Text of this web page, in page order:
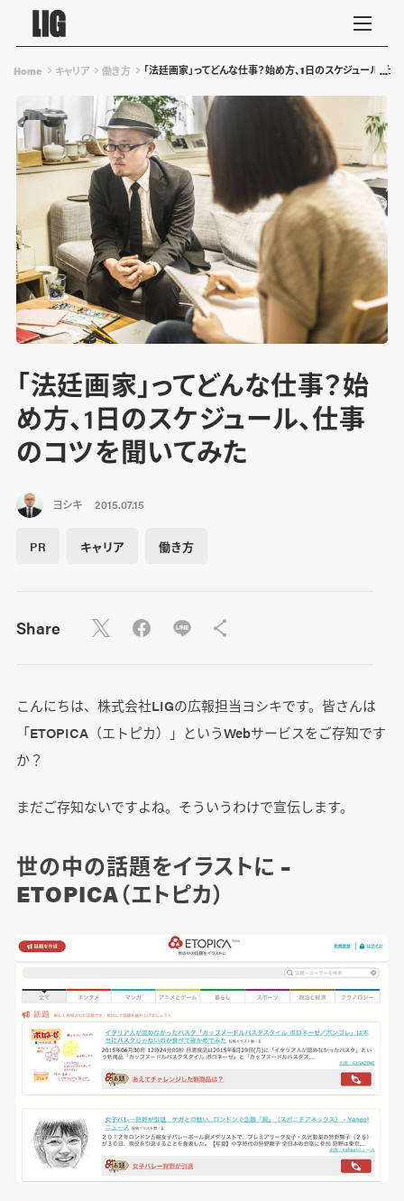
Home キャリア 働き方 「法廷画家」ってどんな仕事？始め方、1日のスケジュール、
「法廷画家」ってどんな仕事？始
め方、1日のスケジュール、仕事
のコツを聞いてみた
ヨシキ 2015.07.15
PR キャリア 働き方
Share
こんにちは、株式会社LIGの広報担当ヨシキです。皆さんは
「ETOPICA（エトピカ）」というWebサービスをご存知です
か？
まだご存知ないですよね。そういうわけで宣伝します。
世の中の話題をイラストに –
ETOPICA（エトピカ）